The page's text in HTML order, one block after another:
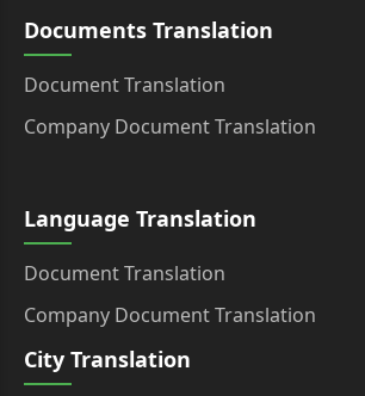
Documents Translation
Document Translation
Company Document Translation
Language Translation
Document Translation
Company Document Translation
City Translation